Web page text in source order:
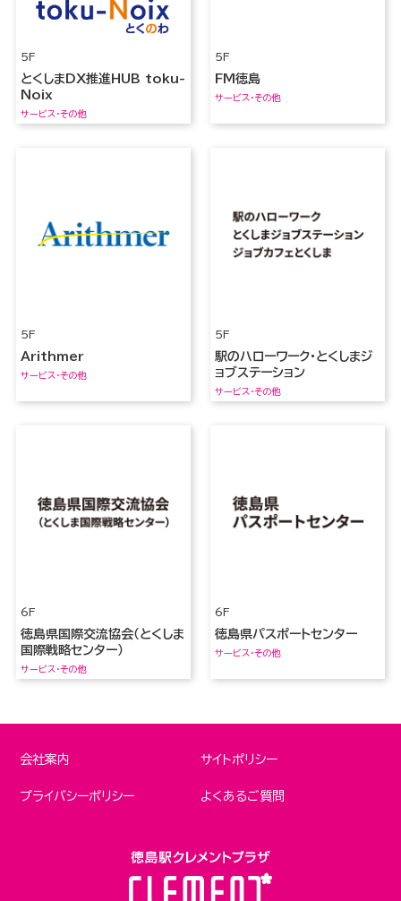
5F
とくしまDX推進HUB toku-
Noix
サービス・その他
5F
FM徳島
サービス・その他
5F
Arithmer
サービス・その他
5F
駅のハローワーク・とくしまジ
ョブステーション
サービス・その他
6F
徳島県国際交流協会（とくしま
国際戦略センター）
サービス・その他
6F
徳島県パスポートセンター
サービス・その他
会社案内 サイトポリシー
プライバシーポリシー よくあるご質問